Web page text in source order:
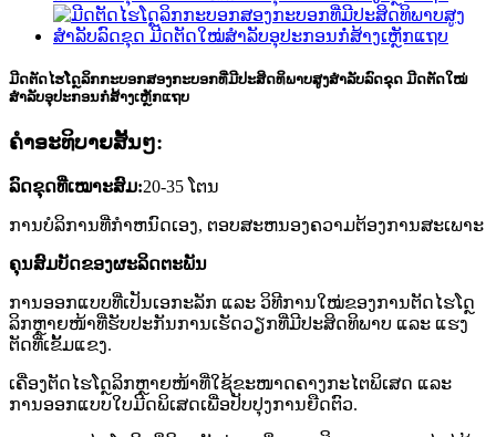
ມີດຕັດໄຮໂດຼລິກກະບອກສອງກະບອກທີ່ມີປະສິດທິພາບສູງສຳລັບລົດຂຸດ ມີດຕັດໃໝ່
ສຳລັບອຸປະກອນກໍ່ສ້າງເຫຼັກແຖບ
ຄໍາອະທິບາຍສັ້ນໆ:
ລົດຂຸດທີ່ເໝາະສົມ:20-35 ໂຕນ
ການບໍລິການທີ່ກໍາຫນົດເອງ, ຕອບສະຫນອງຄວາມຕ້ອງການສະເພາະ
ຄຸນສົມບັດຂອງຜະລິດຕະພັນ
ການອອກແບບທີ່ເປັນເອກະລັກ ແລະ ວິທີການໃໝ່ຂອງການຕັດໄຮໂດຼ
ລິກຫຼາຍໜ້າທີ່ຮັບປະກັນການເຮັດວຽກທີ່ມີປະສິດທິພາບ ແລະ ແຮງ
ຕັດທີ່ເຂັ້ມແຂງ.
ເຄື່ອງຕັດໄຮໂດຼລິກຫຼາຍໜ້າທີ່ໃຊ້ຂະໜາດຄາງກະໄຕພິເສດ ແລະ
ການອອກແບບໃບມີດພິເສດເພື່ອປັບປຸງການຍືດຕົວ.